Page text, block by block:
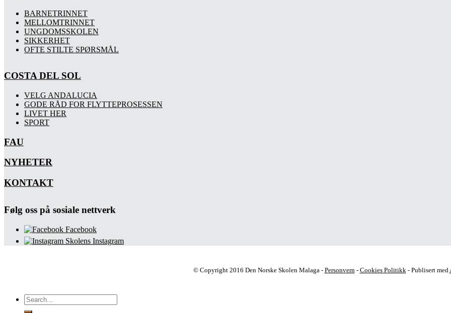
BARNETRINNET
MELLOMTRINNET
UNGDOMSSKOLEN
SIKKERHET
OFTE STILTE SPØRSMÅL
COSTA DEL SOL
VELG ANDALUCIA
GODE RÅD FOR FLYTTEPROSESSEN
LIVET HER
SPORT
FAU
NYHETER
KONTAKT
Følg oss på sosiale nettverk
Facebook
Skolens Instagram
© Copyright 2016 Den Norske Skolen Malaga - Personvern - Cookies Politikk - Publisert med